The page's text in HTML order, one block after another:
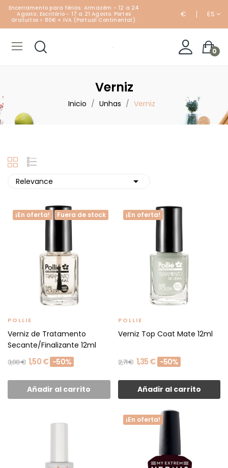
Encerramento para férias: Armazém - 12 a 24
Agosto; Escritório - 17 a 21 Agosto. Portes
Gratuitos > 80€ + IVA (Portual Continental).
€ ES
0
Verniz
Inicio Unhas Verniz
Relevance 
¡En oferta! Fuera de stock
POLLIE
Verniz de Tratamento
Secante/Finalizante 12ml
3,00 € 1,50 € -50%
Añadir al carrito
¡En oferta!
POLLIE
Verniz Top Coat Mate 12ml
2,71 € 1,35 € -50%
Añadir al carrito
¡En oferta!